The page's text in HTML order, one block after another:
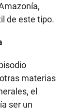
de este tipo.
materias
el
ser un